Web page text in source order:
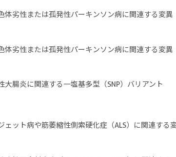
体劣性または孤発性パーキンソン病に関連する変異
体劣性または孤発性パーキンソン病に関連する変異
大腸炎に関連する一塩基多型（SNP）バリアント
ェット病や筋萎縮性側索硬化症（ALS）に関連する